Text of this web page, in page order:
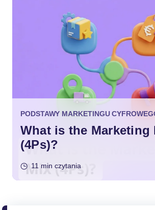
PODSTAWY MARKETINGU
What is the Marketing
(4Ps)?
11 min czytania